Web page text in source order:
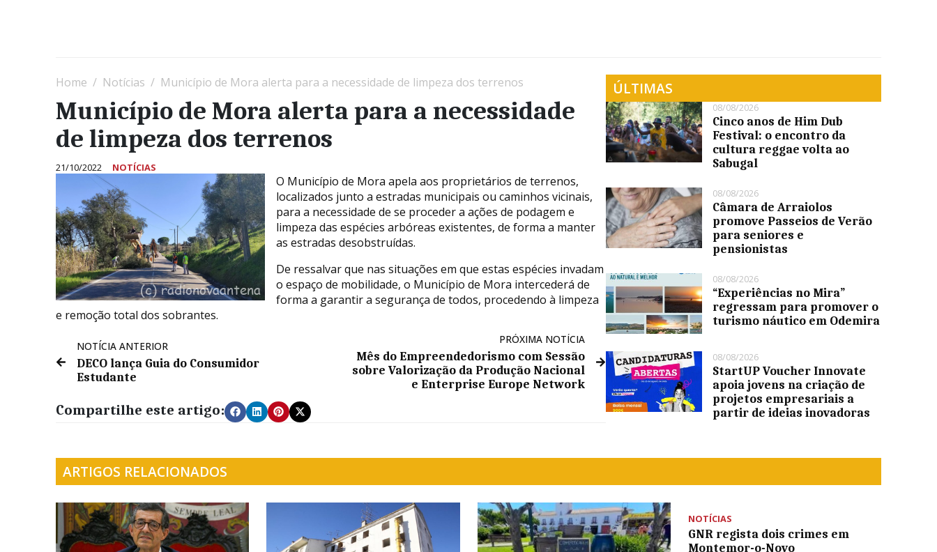
Home Notícias Município de Mora alerta para a necessidade de limpeza dos terrenos
Município de Mora alerta para a necessidade
de limpeza dos terrenos
21/10/2022 NOTÍCIAS
O Município de Mora apela aos proprietários de terrenos,
localizados junto a estradas municipais ou caminhos vicinais,
para a necessidade de se proceder a ações de podagem e
limpeza das espécies arbóreas existentes, de forma a manter
as estradas desobstruídas.
De ressalvar que nas situações em que estas espécies invadam
o espaço de mobilidade, o Município de Mora intercederá de
forma a garantir a segurança de todos, procedendo à limpeza
e remoção total dos sobrantes.
NOTÍCIA ANTERIOR
DECO lança Guia do Consumidor
Estudante
PRÓXIMA NOTÍCIA
Mês do Empreendedorismo com Sessão
sobre Valorização da Produção Nacional
e Enterprise Europe Network
Compartilhe este artigo:
ÚLTIMAS
08/08/2026
Cinco anos de Him Dub
Festival: o encontro da
cultura reggae volta ao
Sabugal
08/08/2026
Câmara de Arraiolos
promove Passeios de Verão
para seniores e
pensionistas
08/08/2026
“Experiências no Mira”
regressam para promover o
turismo náutico em Odemira
08/08/2026
StartUP Voucher Innovate
apoia jovens na criação de
projetos empresariais a
partir de ideias inovadoras
ARTIGOS RELACIONADOS
NOTÍCIAS
GNR regista dois crimes em
Montemor-o-Novo